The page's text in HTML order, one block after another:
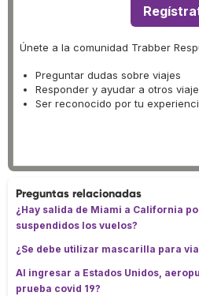
Únete a la comunidad Trabber
Preguntar dudas sobre viajes
Responder y ayudar a otros
Ser reconocido por tu
Preguntas relacionadas
¿Hay salida de Miami a California
suspendidos los vuelos?
¿Se debe utilizar mascarilla para
Al ingresar a Estados Unidos,
prueba covid 19?